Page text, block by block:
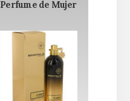
Perfume de Mujer